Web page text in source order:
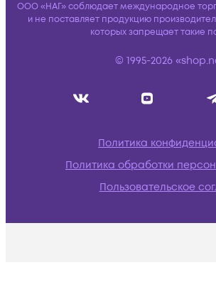
ООО «НАГ» соблюдает международное
и не поставляет продукцию
которых запрещает такие
© 1995-2026
Политика
Политика обработки
Пользовательское